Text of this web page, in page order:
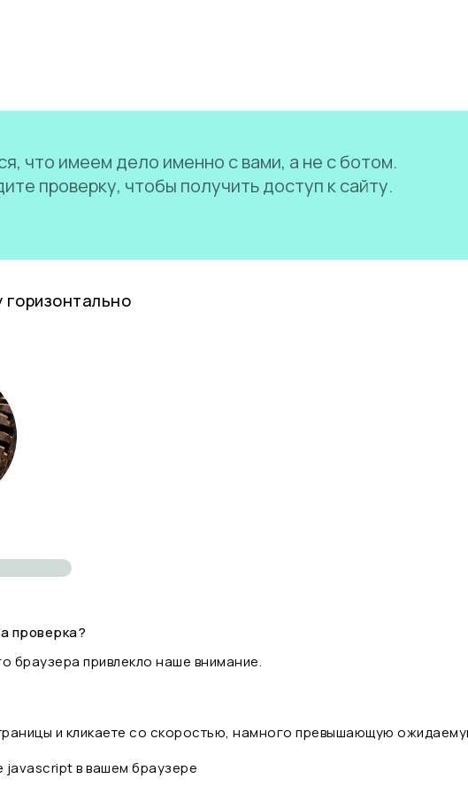
что имеем дело именно с вами, а не с ботом.
проверку, чтобы получить доступ к сайту.
горизонтально
проверка?
браузера привлекло наше внимание.
и кликаете со скоростью, намного превышающую
javascript в вашем браузере